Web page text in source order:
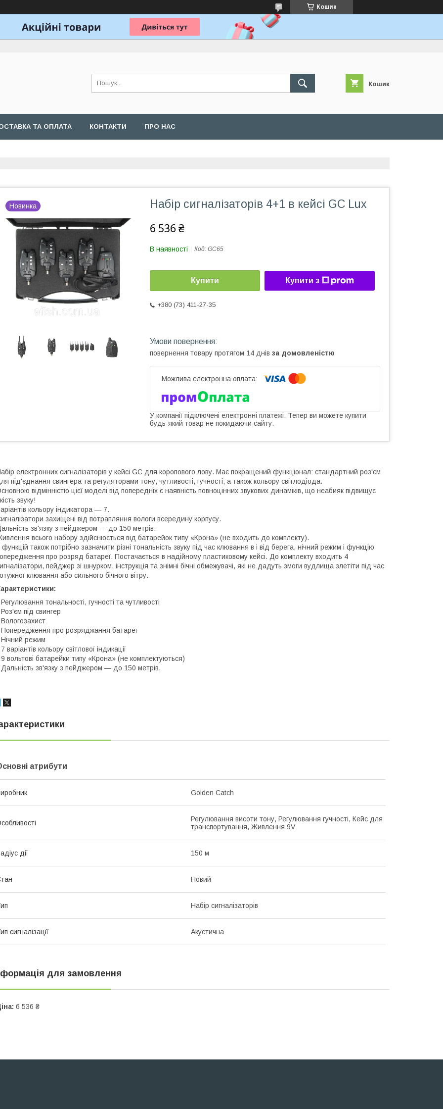
Кошик
Кошик
ТА ОПЛАТА КОНТАКТИ ПРО НАС
Новинка Набір сигналізаторів 4+1 в кейсі GC Lux
6 536 ₴
В наявності Код: GC65
Купити Купити з
+380 (73) 411-27-35
повернення товару протягом 14 днів за домовленістю
У компанії підключені електронні платежі. Тепер ви можете купити
будь-який товар не покидаючи сайту.
електронних сигналізаторів у кейсі GC для коропового лову. Має покращений функціонал: стандартний роз'єм
під'єднання свингера та регуляторами тону, чутливості, гучності, а також кольору світлодіода.
відмінністю цієї моделі від попередніх є наявність повноцінних звукових динаміків, що неабияк підвищує
звуку!
кольору індикатора — 7.
захищені від потрапляння вологи всередину корпусу.
зв'язку з пейджером — до 150 метрів.
всього набору здійснюється від батарейок типу «Крона» (не входить до комплекту).
функцій також потрібно зазначити різні тональність звуку під час клювання в і від берега, нічний режим і функцію
про розряд батареї. Постачається в надійному пластиковому кейсі. До комплекту входить 4
пейджер зі шнурком, інструкція та знімні бічні обмежувачі, які не дадуть змоги вудлища злетіти під час
клювання або сильного бічного вітру.
Регулювання тональності, гучності та чутливості
Роз'єм під свингер
Вологозахист
Попередження про розряджання батареї
Нічний режим
7 варіантів кольору світлової індикації
9 вольтові батарейки типу «Крона» (не комплектуються)
Дальність зв'язку з пейджером — до 150 метрів.
атрибути
Golden Catch
Регулювання висоти тону, Регулювання гучності, Кейс для
транспортування, Живлення 9V
дії 150 м
Новий
Набір сигналізаторів
сигналізації Акустична
для замовлення
6 536 ₴